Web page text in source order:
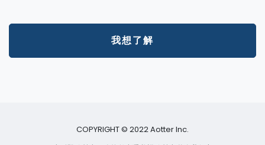
我想了解
COPYRIGHT © 2022 Aotter Inc.